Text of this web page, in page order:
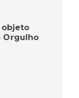
objeto
Orgulho